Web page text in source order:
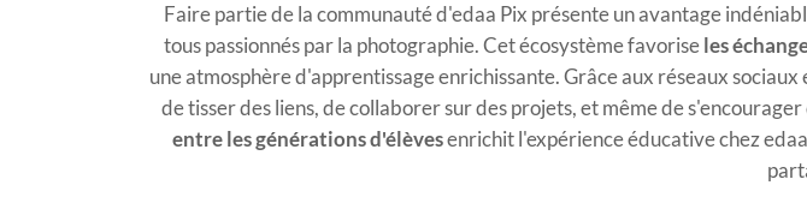
Faire partie de la communauté d'edaa Pix présente un avantage
tous passionnés par la photographie. Cet écosystème favorise les
une atmosphère d'apprentissage enrichissante. Grâce aux réseaux sociaux
de tisser des liens, de collaborer sur des projets, et même de
entre les générations d'élèvesenrichit l'expérience éducative chez